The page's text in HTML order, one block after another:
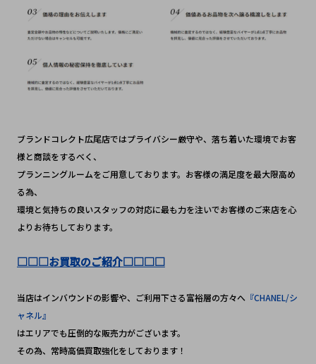
ブランドコレクト広尾店ではプライバシー厳守や、落ち着いた環境でお客
様と商談をするべく、
プランニングルームをご用意しております。お客様の満足度を最大限高め
る為、
環境と気持ちの良いスタッフの対応に最も力を注いでお客様のご来店を心
よりお待ちしております。
□□□お買取のご紹介□□□□
当店はインバウンドの影響や、ご利用下さる富裕層の方々へ『CHANEL/シ
ャネル』
はエリアでも圧倒的な販売力がございます。
その為、常時高価買取強化をしております！